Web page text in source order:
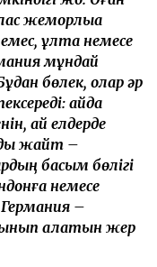
жемқорлыққа
ұлтқа немесе
мұндай
бөлек, олар әр
қайда
қай елдерде
жайт –
басым бөлігі
немесе
–
қалатын жер